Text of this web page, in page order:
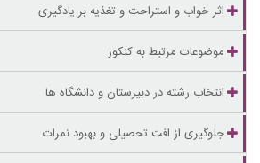
اثر خواب و استراحت و تغذیه بر یادگیری
موضوعات مرتبط به کنکور
انتخاب رشته در دبیرستان و دانشگاه ها
جلوگیری از افت تحصیلی و بهبود نمرات